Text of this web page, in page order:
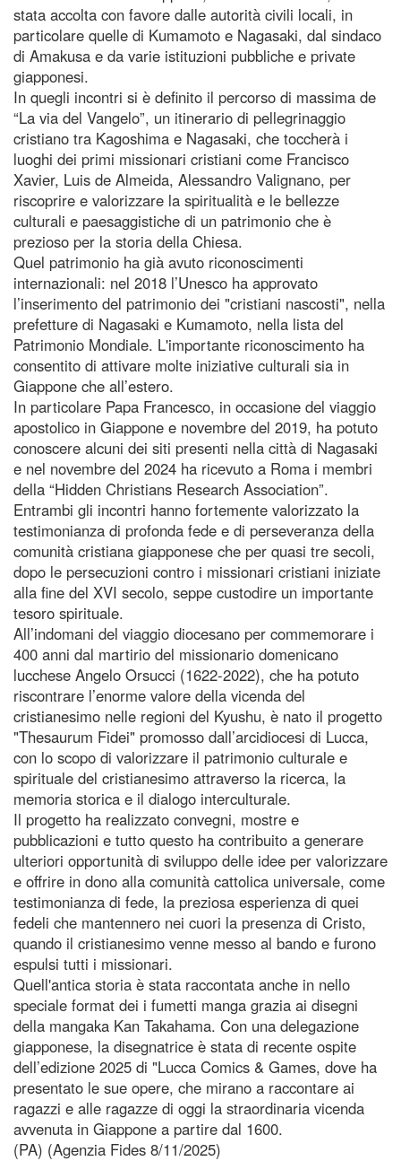
stata accolta con favore dalle autorità civili locali, in
particolare quelle di Kumamoto e Nagasaki, dal sindaco
di Amakusa e da varie istituzioni pubbliche e private
giapponesi.
In quegli incontri si è definito il percorso di massima de
“La via del Vangelo”, un itinerario di pellegrinaggio
cristiano tra Kagoshima e Nagasaki, che toccherà i
luoghi dei primi missionari cristiani come Francisco
Xavier, Luis de Almeida, Alessandro Valignano, per
riscoprire e valorizzare la spiritualità e le bellezze
culturali e paesaggistiche di un patrimonio che è
prezioso per la storia della Chiesa.
Quel patrimonio ha già avuto riconoscimenti
internazionali: nel 2018 l’Unesco ha approvato
l’inserimento del patrimonio dei "cristiani nascosti", nella
prefetture di Nagasaki e Kumamoto, nella lista del
Patrimonio Mondiale. L'importante riconoscimento ha
consentito di attivare molte iniziative culturali sia in
Giappone che all’estero.
In particolare Papa Francesco, in occasione del viaggio
apostolico in Giappone e novembre del 2019, ha potuto
conoscere alcuni dei siti presenti nella città di Nagasaki
e nel novembre del 2024 ha ricevuto a Roma i membri
della “Hidden Christians Research Association”.
Entrambi gli incontri hanno fortemente valorizzato la
testimonianza di profonda fede e di perseveranza della
comunità cristiana giapponese che per quasi tre secoli,
dopo le persecuzioni contro i missionari cristiani iniziate
alla fine del XVI secolo, seppe custodire un importante
tesoro spirituale.
All’indomani del viaggio diocesano per commemorare i
400 anni dal martirio del missionario domenicano
lucchese Angelo Orsucci (1622-2022), che ha potuto
riscontrare l’enorme valore della vicenda del
cristianesimo nelle regioni del Kyushu, è nato il progetto
"Thesaurum Fidei" promosso dall’arcidiocesi di Lucca,
con lo scopo di valorizzare il patrimonio culturale e
spirituale del cristianesimo attraverso la ricerca, la
memoria storica e il dialogo interculturale.
Il progetto ha realizzato convegni, mostre e
pubblicazioni e tutto questo ha contribuito a generare
ulteriori opportunità di sviluppo delle idee per valorizzare
e offrire in dono alla comunità cattolica universale, come
testimonianza di fede, la preziosa esperienza di quei
fedeli che mantennero nei cuori la presenza di Cristo,
quando il cristianesimo venne messo al bando e furono
espulsi tutti i missionari.
Quell'antica storia è stata raccontata anche in nello
speciale format dei i fumetti manga grazia ai disegni
della mangaka Kan Takahama. Con una delegazione
giapponese, la disegnatrice è stata di recente ospite
dell’edizione 2025 di "Lucca Comics & Games, dove ha
presentato le sue opere, che mirano a raccontare ai
ragazzi e alle ragazze di oggi la straordinaria vicenda
avvenuta in Giappone a partire dal 1600.
(PA) (Agenzia Fides 8/11/2025)